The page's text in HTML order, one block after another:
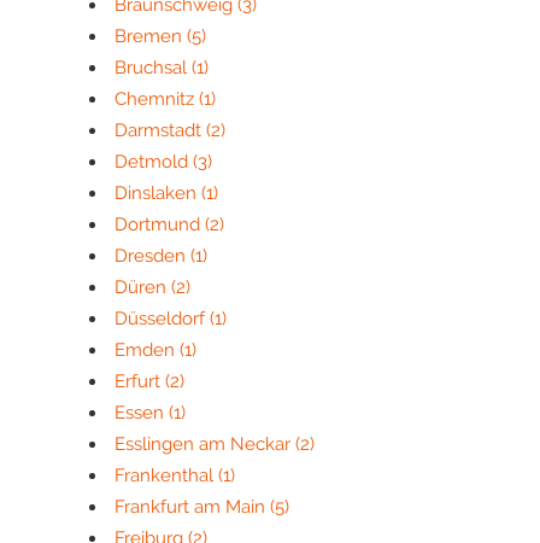
Braunschweig (3)
Bremen (5)
Bruchsal (1)
Chemnitz (1)
Darmstadt (2)
Detmold (3)
Dinslaken (1)
Dortmund (2)
Dresden (1)
Düren (2)
Düsseldorf(1)
Emden (1)
Erfurt (2)
Essen (1)
Esslingen am Neckar (2)
Frankenthal (1)
Frankfurt am Main (5)
Freiburg (2)